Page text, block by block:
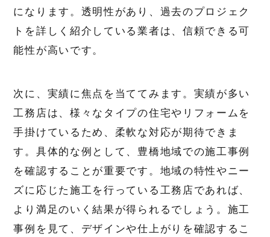
になります。透明性があり、過去のプロジェク
トを詳しく紹介している業者は、信頼できる可
能性が高いです。
次に、実績に焦点を当ててみます。実績が多い
工務店は、様々なタイプの住宅やリフォームを
手掛けているため、柔軟な対応が期待できま
す。具体的な例として、豊橋地域での施工事例
を確認することが重要です。地域の特性やニー
ズに応じた施工を行っている工務店であれば、
より満足のいく結果が得られるでしょう。施工
事例を見て、デザインや仕上がりを確認するこ